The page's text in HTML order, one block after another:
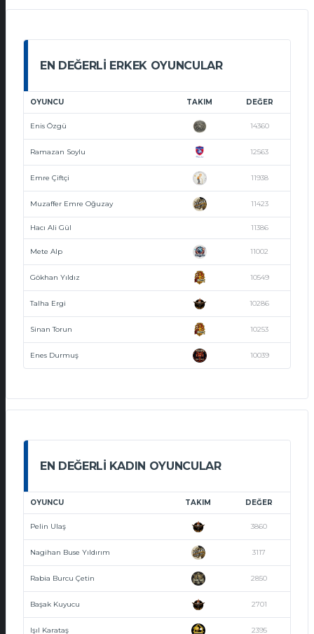
EN DEĞERLI ERKEK OYUNCULAR
OYUNCU TAKIM DEĞER
Enis Özgü 14360
Ramazan Soylu 12563
Emre Çiftçi 11938
Muzaffer Emre Oğuzay 11423
Hacı Ali Gül 11386
Mete Alp 11002
Gökhan Yıldız 10549
Talha Ergi 10286
Sinan Torun 10253
Enes Durmuş 10039
EN DEĞERLI KADIN OYUNCULAR
OYUNCU TAKIM DEĞER
Pelin Ulaş 3860
Nagihan Buse Yıldırım 3117
Rabia Burcu Çetin 2850
Başak Kuyucu 2701
Işıl Karataş 2395